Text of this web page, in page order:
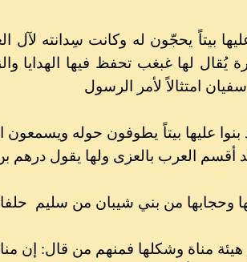
بيتاً يحجّون له وكانت سِدانته لآل
لها غبغب تحفظ فيها الهدايا
امتثالاً لأمر الرسول
عليها بيتاً يطوفون حوله
أقسم العرب بالعزى ولها يقول درهم
وحجابها من بني شيبان من سليم
هيئة مناة وشكلها فمنهم من قال: